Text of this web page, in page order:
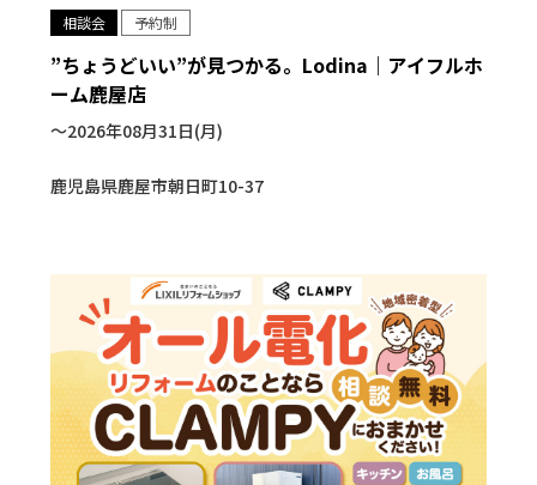
相談会 予約制
”ちょうどいい”が見つかる。Lodina｜アイフルホ
ーム鹿屋店
〜2026年08月31日(月)
鹿児島県鹿屋市朝日町10-37